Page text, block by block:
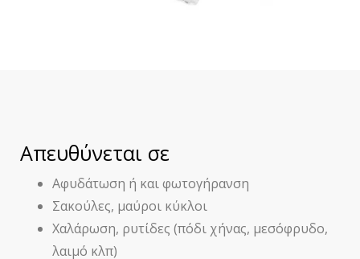
Απευθύνεται σε
Αφυδάτωση ή και φωτογήρανση
Σακούλες, μαύροι κύκλοι
Χαλάρωση, ρυτίδες (πόδι χήνας, μεσόφρυδο,
λαιμό κλπ)